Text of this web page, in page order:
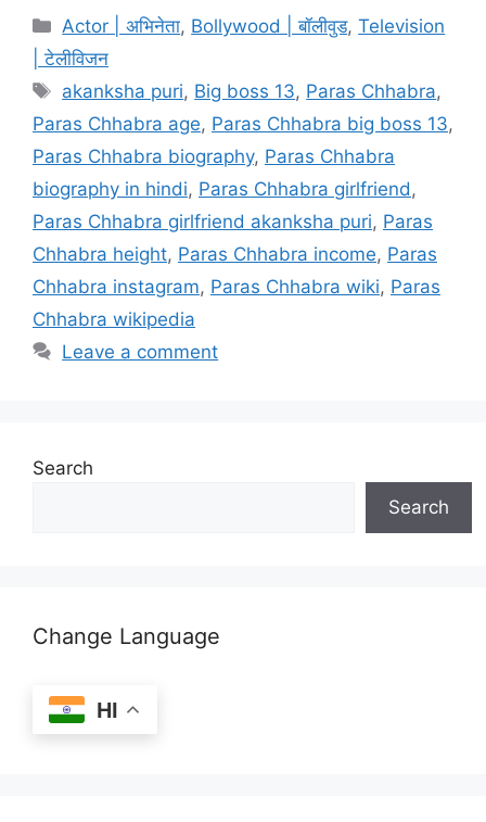
Categories
Actor | अभिनेता, Bollywood | बॉलीवुड,Television
| टेलीविजन
Tags
akanksha puri, Big boss 13, Paras Chhabra,
Paras Chhabra age, Paras Chhabra big boss 13,
Paras Chhabra biography, Paras Chhabra
biography in hindi, Paras Chhabra girlfriend,
Paras Chhabra girlfriend akanksha puri, Paras
Chhabra height, Paras Chhabra income, Paras
Chhabra instagram, Paras Chhabra wiki, Paras
Chhabra wikipedia
Leave a comment
Search
Search
Change Language
HI